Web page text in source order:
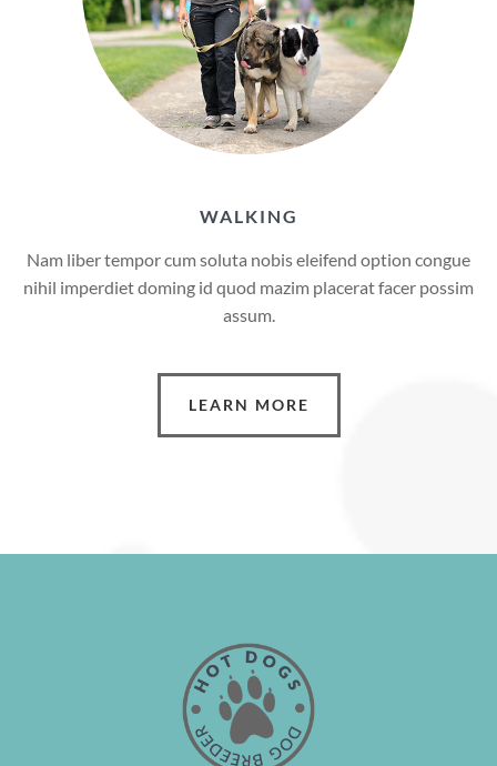
WALKING
Nam liber tempor cum soluta nobis eleifend option congue
nihil imperdiet doming id quod mazim placerat facer possim
assum.
LEARN MORE